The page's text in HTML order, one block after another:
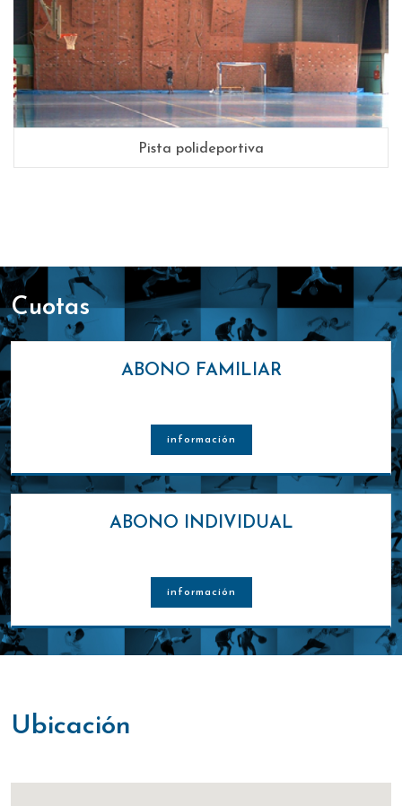
Pista polideportiva
cuotas
ABONO FAMILIAR
información
ABONO INDIVIDUAL
información
ubicación